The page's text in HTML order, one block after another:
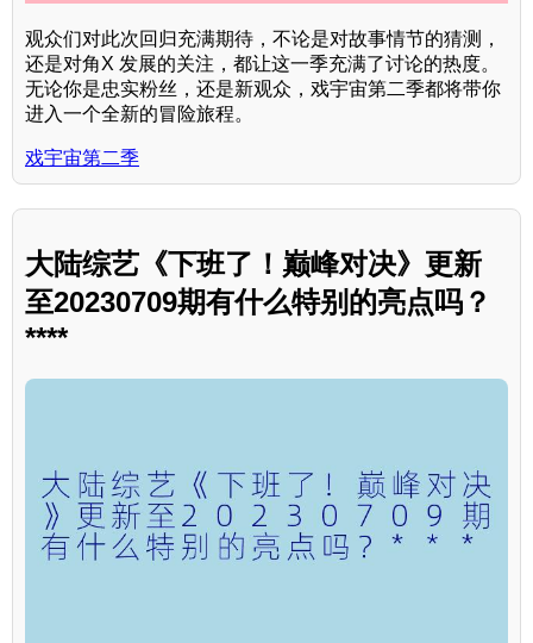
观众们对此次回归充满期待，不论是对故事情节的猜测，
还是对角X 发展的关注，都让这一季充满了讨论的热度。
无论你是忠实粉丝，还是新观众，戏宇宙第二季都将带你
进入一个全新的冒险旅程。
戏宇宙第二季
大陆综艺《下班了！巅峰对决》更新
至20230709期有什么特别的亮点吗？
****